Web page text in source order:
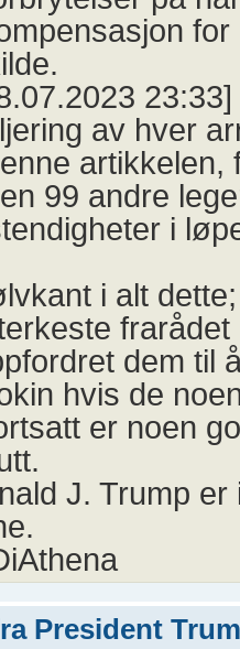
23:33]
av hver
artikkelen,
99 andre
i
i alt
dem til
hvis de
er noen
J. Trump er
President